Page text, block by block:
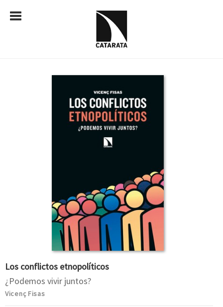
Los conflictos etnopolíticos
¿Podemos vivir juntos?
Vicenç Fisas